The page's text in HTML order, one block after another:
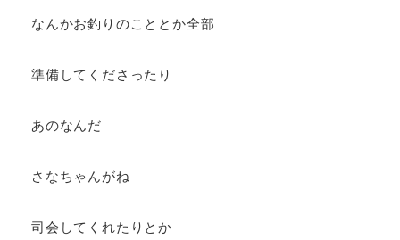
なんかお釣りのこととか全部
準備してくださったり
あのなんだ
さなちゃんがね
司会してくれたりとか